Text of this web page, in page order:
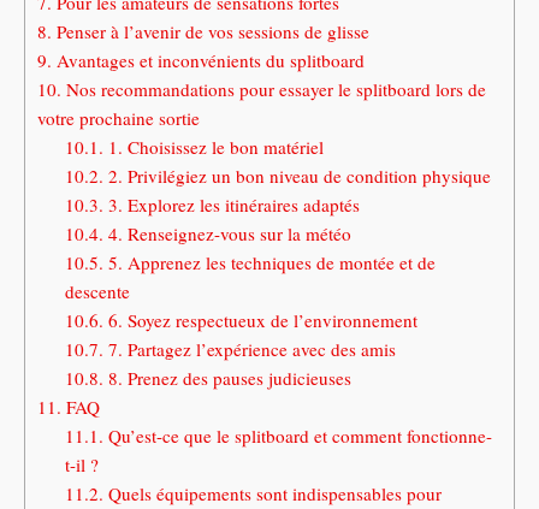
8. Penser à l’avenir de vos sessions de glisse
9. Avantages et inconvénients du splitboard
10. Nos recommandations pour essayer le splitboard lors de
votre prochaine sortie
10.1. 1. Choisissez le bon matériel
10.2. 2. Privilégiez un bon niveau de condition physique
10.3. 3. Explorez les itinéraires adaptés
10.4. 4. Renseignez-vous sur la météo
10.5. 5. Apprenez les techniques de montée et de
descente
10.6. 6. Soyez respectueux de l’environnement
10.7. 7. Partagez l’expérience avec des amis
10.8. 8. Prenez des pauses judicieuses
11. FAQ
11.1. Qu’est-ce que le splitboard et comment fonctionne-
t-il ?
11.2. Quels équipements sont indispensables pour